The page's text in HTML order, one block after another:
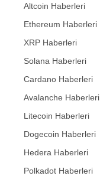
Altcoin Haberleri
Ethereum Haberleri
XRP Haberleri
Solana Haberleri
Cardano Haberleri
Avalanche Haberleri
Litecoin Haberleri
Dogecoin Haberleri
Hedera Haberleri
Polkadot Haberleri